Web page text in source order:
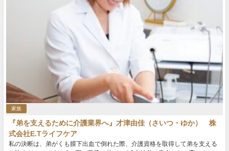
家族
『弟を支えるために介護業界へ』才津由佳（さいつ・ゆか） 株
式会社E.Tライフケア
私の決断は、弟がくも膜下出血で倒れた際、介護資格を取得して弟を支える